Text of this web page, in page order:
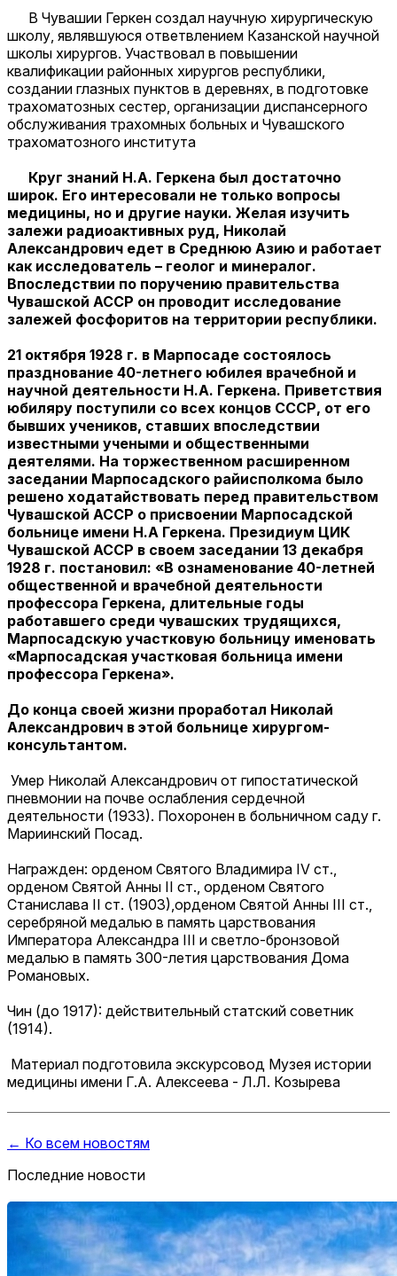
В Чувашии Геркен создал научную хирургическую
школу, являвшуюся ответвлением Казанской научной
школы хирургов. Участвовал в повышении
квалификации районных хирургов республики,
создании глазных пунктов в деревнях, в подготовке
трахоматозных сестер, организации диспансерного
обслуживания трахомных больных и Чувашского
трахоматозного института
Круг знаний Н.А. Геркена был достаточно
широк. Его интересовали не только вопросы
медицины, но и другие науки. Желая изучить
залежи радиоактивных руд, Николай
Александрович едет в Среднюю Азию и работает
как исследователь – геолог и минералог.
Впоследствии по поручению правительства
Чувашской АССР он проводит исследование
залежей фосфоритов на территории республики.
21 октября 1928 г. в Марпосаде состоялось
празднование 40-летнего юбилея врачебной и
научной деятельности Н.А. Геркена. Приветствия
юбиляру поступили со всех концов СССР, от его
бывших учеников, ставших впоследствии
известными учеными и общественными
деятелями. На торжественном расширенном
заседании Марпосадского райисполкома было
решено ходатайствовать перед правительством
Чувашской АССР о присвоении Марпосадской
больнице имени Н.А Геркена. Президиум ЦИК
Чувашской АССР в своем заседании 13 декабря
1928 г. постановил: «В ознаменование 40-летней
общественной и врачебной деятельности
профессора Геркена, длительные годы
работавшего среди чувашских трудящихся,
Марпосадскую участковую больницу именовать
«Марпосадская участковая больница имени
профессора Геркена».
До конца своей жизни проработал Николай
Александрович в этой больнице хирургом-
консультантом.
Умер Николай Александрович от гипостатической
пневмонии на почве ослабления сердечной
деятельности (1933). Похоронен в больничном саду г.
Мариинский Посад.
Награжден: орденом Святого Владимира IV ст.,
орденом Святой Анны II ст., орденом Святого
Станислава II ст. (1903),орденом Святой Анны III ст.,
серебряной медалью в память царствования
Императора Александра III и светло-бронзовой
медалью в память 300-летия царствования Дома
Романовых.
Чин (до 1917): действительный статский советник
(1914).
Материал подготовила экскурсовод Музея истории
медицины имени Г.А. Алексеева - Л.Л. Козырева
← Ко всем новостям
Последние новости